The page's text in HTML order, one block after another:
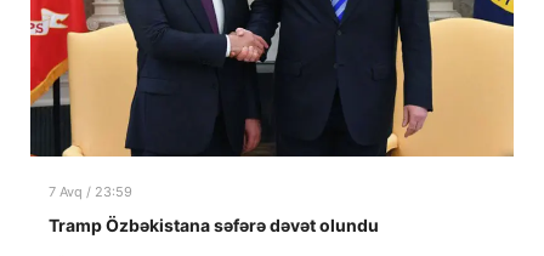
7 Avq / 23:59
Tramp Özbəkistana səfərə dəvət olundu